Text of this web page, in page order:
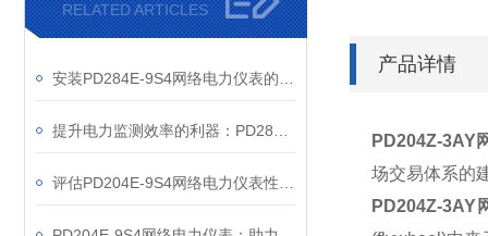
RELATED ARTICLES
产品详情
PD204Z-3AY
场交易体系的
PD204Z-3AY